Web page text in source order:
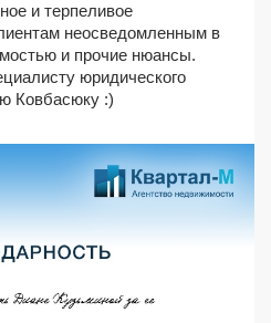
и терпеливое
неосведомленным в
и прочие нюансы.
юридического
Ковбасюку :)